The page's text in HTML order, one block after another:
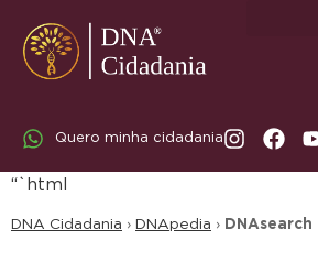
Quero minha cidadania
“`html
DNA Cidadania › DNApedia › DNAsearch